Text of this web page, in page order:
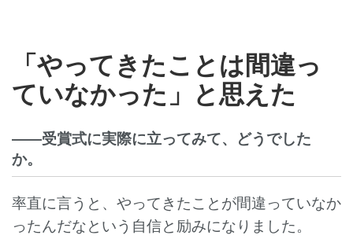
「やってきたことは間違っ
ていなかった」と思えた
――受賞式に実際に立ってみて、どうでした
か。
率直に言うと、やってきたことが間違っていなか
ったんだなという自信と励みになりました。